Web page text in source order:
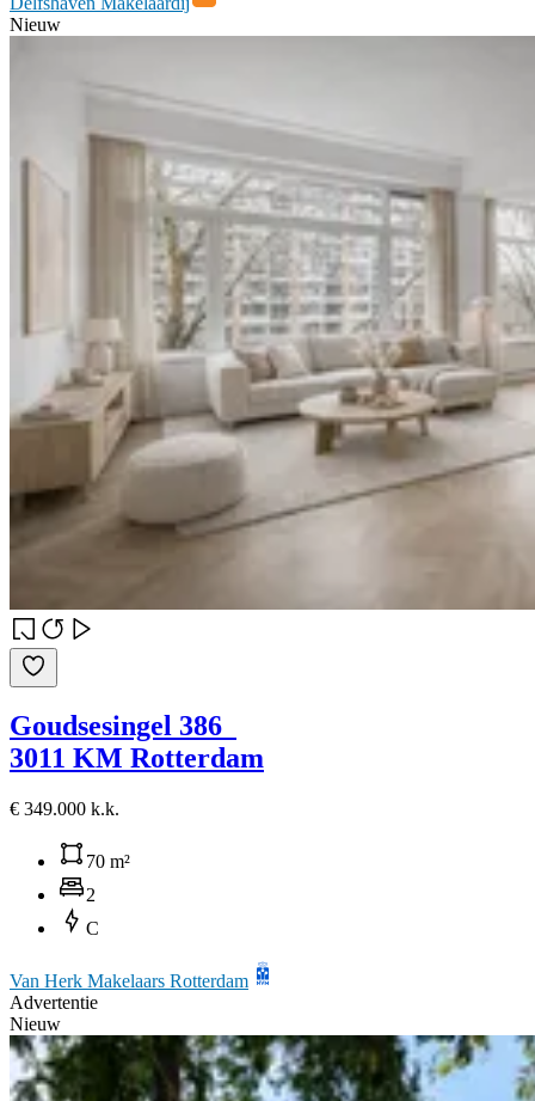
Nieuw
Goudsesingel 386
3011 KM Rotterdam
€ 349.000 k.k.
70 m²
2
C
Van Herk Makelaars Rotterdam
Advertentie
Nieuw